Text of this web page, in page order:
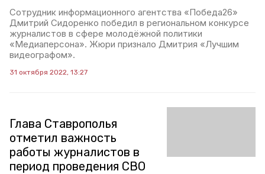
Сотрудник информационного агентства «Победа26»
Дмитрий Сидоренко победил в региональном конкурсе
журналистов в сфере молодёжной политики
«Медиаперсона». Жюри признало Дмитрия «Лучшим
видеографом».
31 октября 2022, 13:27
Глава Ставрополья
отметил важность
работы журналистов в
период проведения СВО